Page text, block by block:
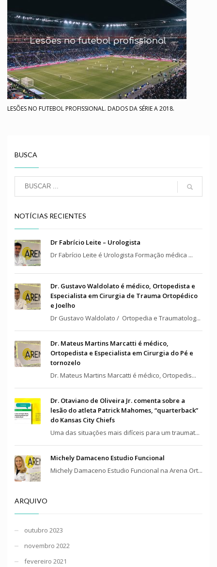
LESÕES NO FUTEBOL PROFISSIONAL. DADOS DA SÉRIE A 2018.
BUSCA
NOTÍCIAS RECIENTES
Dr Fabrício Leite – Urologista
Dr Fabrício Leite é Urologista Formação médica ...
Dr. Gustavo Waldolato é médico, Ortopedista e
Especialista em Cirurgia de Trauma Ortopédico
e Joelho
Dr Gustavo Waldolato / Ortopedia e Traumatolog...
Dr. Mateus Martins Marcatti é médico,
Ortopedista e Especialista em Cirurgia do Pé e
tornozelo
Dr. Mateus Martins Marcatti é médico, Ortopedis...
Dr. Otaviano de Oliveira Jr. comenta sobre a
lesão do atleta Patrick Mahomes, “quarterback”
do Kansas City Chiefs
Uma das situações mais difíceis para um traumat...
Michely Damaceno Estudio Funcional
Michely Damaceno Estudio Funcional na Arena Ort...
ARQUIVO
outubro 2023
novembro 2022
fevereiro 2021